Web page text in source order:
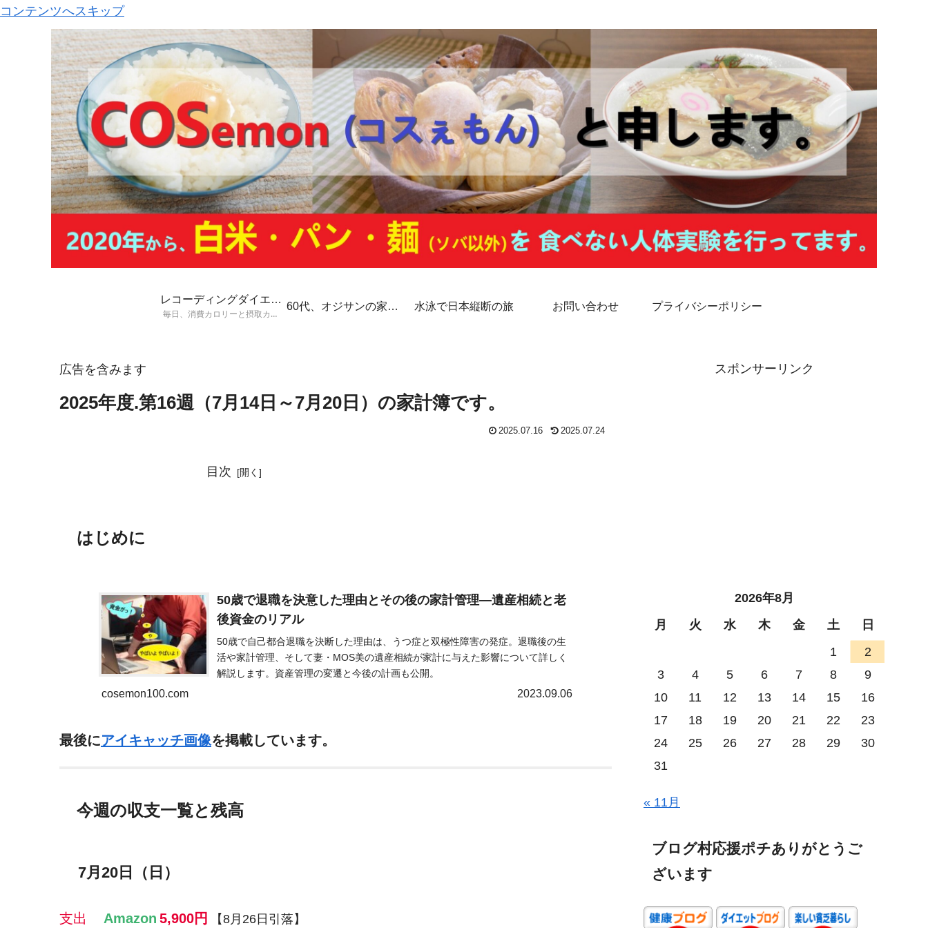
コンテンツへスキップ
レコーディングダイエッ
ト
毎日、消費カロリーと摂取カロ
60代、オジサンの家計 水泳で日本縦断の旅 お問い合わせ プライバシーポリシー
広告を含みます
2025年度.第16週（7月14日～7月20日）の家計簿です。
2025.07.16 2025.07.24
目次
はじめに
50歳で退職を決意した理由とその後の家計管理—遺産相続と老
後資金のリアル
50歳で自己都合退職を決断した理由は、うつ症と双極性障害の発症。退職後の生
活や家計管理、そして妻・MOS美の遺産相続が家計に与えた影響について詳しく
解説します。資産管理の変遷と今後の計画も公開。
cosemon100.com 2023.09.06
最後にアイキャッチ画像を掲載しています。
今週の収支一覧と残高
7月20日（日）
支出 Amazon 5,900円 【8月26日引落】
スポンサーリンク
2026年8月
月
火 水 木 金 土
日
1
2
3
4 5 6 7 8
9
10
11 12 13 14 15
16
17
18 19 20 21 22
23
24
25 26 27 28 29
30
31
« 11月
ブログ村応援ポチありがとうご
ざいます